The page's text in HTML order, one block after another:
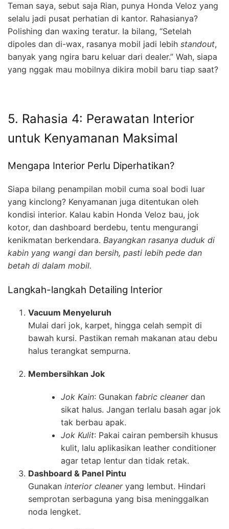
Teman saya, sebut saja Rian, punya Honda Veloz yang
selalu jadi pusat perhatian di kantor. Rahasianya?
Polishing dan waxing teratur. Ia bilang, “Setelah
dipoles dan di-wax, rasanya mobil jadi lebih standout,
banyak yang ngira baru keluar dari dealer.” Wah, siapa
yang nggak mau mobilnya dikira mobil baru tiap saat?
5. Rahasia 4: Perawatan Interior
untuk Kenyamanan Maksimal
Mengapa Interior Perlu Diperhatikan?
Siapa bilang penampilan mobil cuma soal bodi luar
yang kinclong? Kenyamanan juga ditentukan oleh
kondisi interior. Kalau kabin Honda Veloz bau, jok
kotor, dan dashboard berdebu, tentu mengurangi
kenikmatan berkendara. Bayangkan rasanya duduk di
kabin yang wangi dan bersih, pasti lebih pede dan
betah di dalam mobil.
Langkah-langkah Detailing Interior
Vacuum Menyeluruh
Mulai dari jok, karpet, hingga celah sempit di
bawah kursi. Pastikan remah makanan atau debu
halus terangkat sempurna.
Membersihkan Jok
Jok Kain: Gunakan fabric cleanerdan
sikat halus. Jangan terlalu basah agar jok
tak berbau apak.
Jok Kulit: Pakai cairan pembersih khusus
kulit, lalu aplikasikan leather conditioner
agar tetap lentur dan tidak retak.
Dashboard & Panel Pintu
Gunakan interior cleaneryang lembut. Hindari
semprotan serbaguna yang bisa meninggalkan
noda lengket.